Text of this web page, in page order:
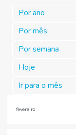
Por ano
Por mês
Por semana
Hoje
Ir para o mês